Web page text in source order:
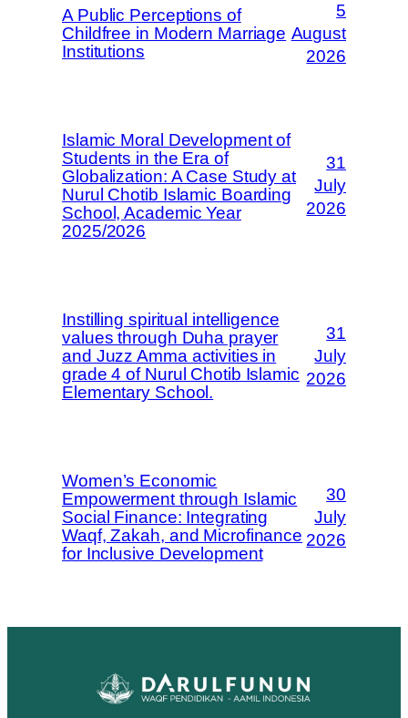
A Public Perceptions of
Childfree in Modern Marriage
Institutions
5
August
2026
Islamic Moral Development of
Students in the Era of
Globalization: A Case Study at
Nurul Chotib Islamic Boarding
School, Academic Year
2025/2026
31
July
2026
Instilling spiritual intelligence
values through Duha prayer
and Juzz Amma activities in
grade 4 of Nurul Chotib Islamic
Elementary School.
31
July
2026
Women’s Economic
Empowerment through Islamic
Social Finance: Integrating
Waqf, Zakah, and Microfinance
for Inclusive Development
30
July
2026